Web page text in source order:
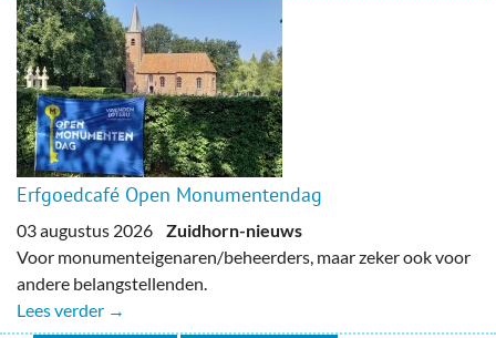
Erfgoedcafé Open Monumentendag
03 augustus 2026 Zuidhorn-nieuws
Voor monumenteigenaren/beheerders, maar zeker ook voor
andere belangstellenden.
Lees verder →